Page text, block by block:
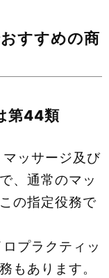
すすめの商
第44類
ッサージ及び
、通常のマッ
の指定役務で
プラクティッ
もあります。